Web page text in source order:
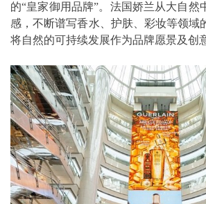
的“皇家御用品牌”。法国娇兰从大自然
感，不断谱写香水、护肤、彩妆等领域
将自然的可持续发展作为品牌愿景及创